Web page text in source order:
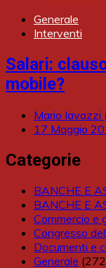
Generale
Interventi
Salari:
mobile?
Mario Iavazzi
17 Maggio
Categorie
BANCHE E
BANCHE E
Commercio e
Congresso
Documenti e
Generale